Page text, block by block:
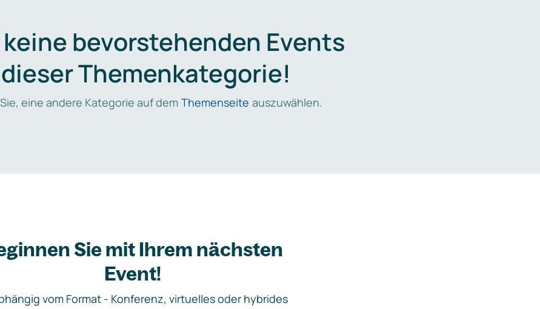
bevorstehenden Events
Themenkategorie!
eine andere Kategorie auf dem Themenseite auszuwählen.
Sie mit Ihrem nächsten
Event!
vom Format - Konferenz, virtuelles oder hybrides